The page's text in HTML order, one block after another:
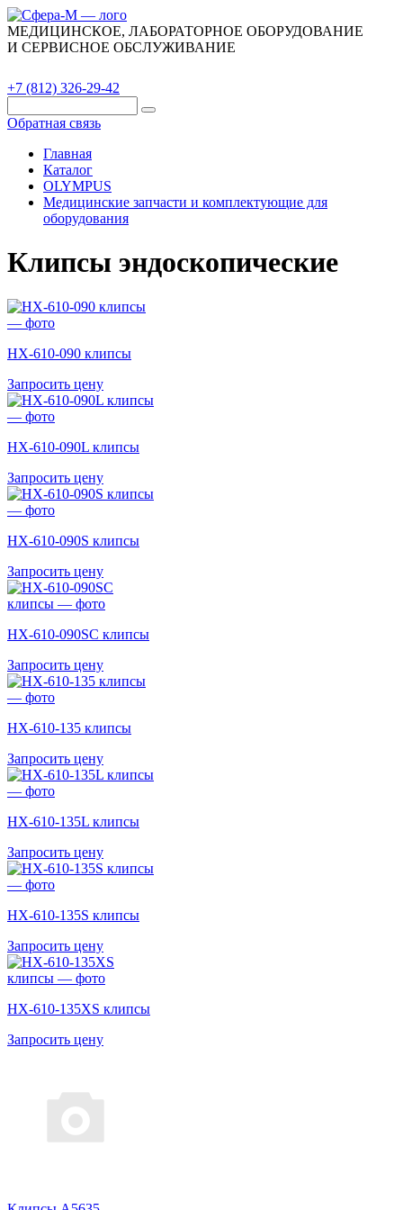
МЕДИЦИНСКОЕ, ЛАБОРАТОРНОЕ ОБОРУДОВАНИЕ
И СЕРВИСНОЕ ОБСЛУЖИВАНИЕ
+7 (812) 326-29-42
Обратная связь
Главная
Каталог
OLYMPUS
Медицинские запчасти и комплектующие для
оборудования
Клипсы эндоскопические
HX-610-090 клипсы
Запросить цену
HX-610-090L клипсы
Запросить цену
HX-610-090S клипсы
Запросить цену
HX-610-090SC клипсы
Запросить цену
HX-610-135 клипсы
Запросить цену
HX-610-135L клипсы
Запросить цену
HX-610-135S клипсы
Запросить цену
HX-610-135XS клипсы
Запросить цену